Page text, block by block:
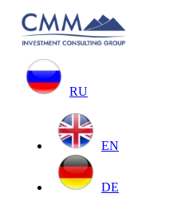
RU
EN
DE